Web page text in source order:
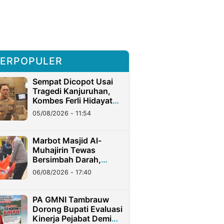
Sempat Dicopot Usai
Tragedi Kanjuruhan,
Kombes Ferli Hidayat
Resmi Jadi Koorspripim
Polri Definitif
05/08/2026 - 11:54
Marbot Masjid Al-
Muhajirin Tewas
Bersimbah Darah,
Pelaku Terekam CCTV
06/08/2026 - 17:40
PA GMNI Tambrauw
Dorong Bupati Evaluasi
Kinerja Pejabat Demi